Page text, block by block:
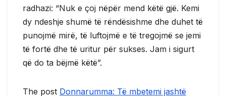
radhazi: “Nuk e çoj nëpër mend këtë gjë. Kemi
dy ndeshje shumë të rëndësishme dhe duhet të
punojmë mirë, të luftojmë e të tregojmë se jemi
të fortë dhe të uritur për sukses. Jam i sigurt
që do ta bëjmë këtë”.
The post Donnarumma: Të mbetemi jashtë